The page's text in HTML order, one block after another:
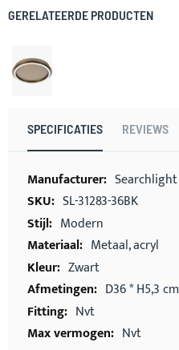
GERELATEERDE PRODUCTEN
SPECIFICATIES REVIEWS
Meer
informatie
Searchlight
SL-31283-36BK
Modern
Metaal, acryl
Zwart
D36 * H5,3 cm
Nvt
Nvt